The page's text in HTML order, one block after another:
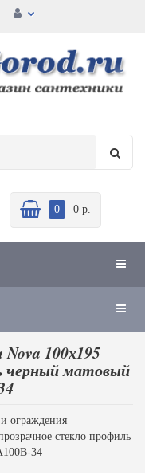
0 0 р.
100х195
черный матовый
ограждения
стекло профиль
34